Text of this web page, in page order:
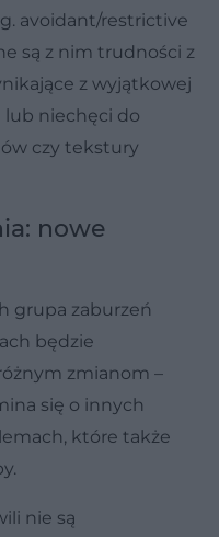
avoidant/restrictive
są z nim trudności z
z wyjątkowej
lub niechęci do
czy tekstury
nowe
grupa zaburzeń
będzie
zmianom –
się o innych
które także
nie są